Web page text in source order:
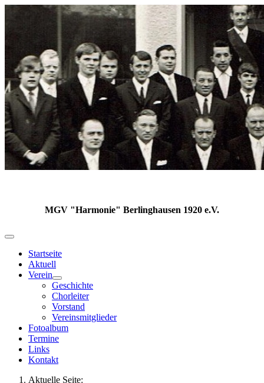
MGV "Harmonie" Berlinghausen 1920 e.V.
Startseite
Aktuell
Verein
Geschichte
Chorleiter
Vorstand
Vereinsmitglieder
Fotoalbum
Termine
Links
Kontakt
Aktuelle Seite: